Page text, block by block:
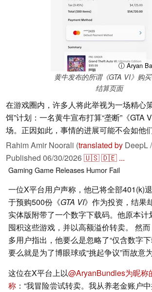
ⓘ Aryan
黄牛发布的所谓《GTA VI》购
结算页面
在游戏圈内，许多人将此举视为一场精心
饵”计划：一名黄牛宣布打算“垄断”《GTA
场。正因如此，事情的进展可能不会如他们
Rahim Amir Noorali (translated by DeepL
Published 06/30/2026🇺🇸🇩🇪 ...
Gaming Game Releases Humor Fail
一位X平台用户声称，他已将全部401(k)
于预购500份《GTA VI》作为投资，结果
实体版附带了一个数字下载码。他原本计
囤积这些游戏，并以高额溢价转卖。 然
多用户指出，他要么是忽略了“仅含数字下
要么就是为了博眼球或“挑起争议”而故意为
这位在X平台上以@AryanBundles为昵称
称 ：“我冒险尝试转卖。我从养老金账户